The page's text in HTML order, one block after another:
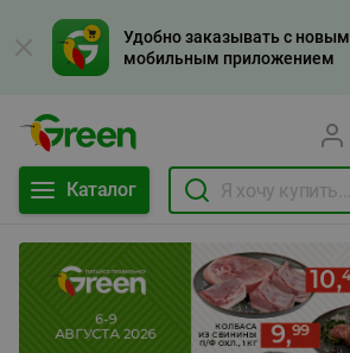
Удобно заказывать с новым
мобильным приложением
Каталог